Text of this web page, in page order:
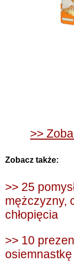
>>
Zobacz także:
>> 25
mężczyzny,
chłopięcia
>> 10
osiemnastkę